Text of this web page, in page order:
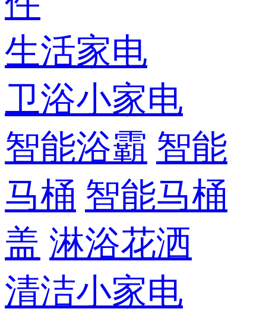
生活家电
卫浴小家电
智能浴霸 智能
马桶 智能马桶
盖 淋浴花洒
清洁小家电